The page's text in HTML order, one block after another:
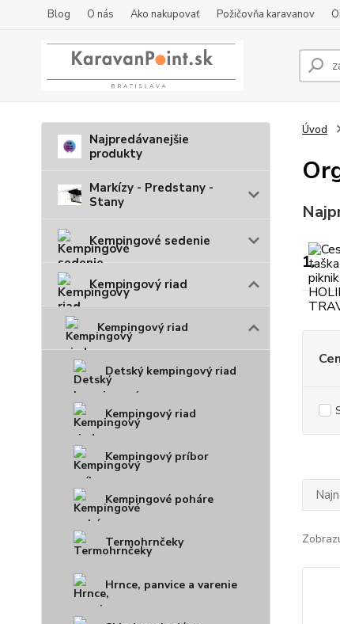
Blog O nás Ako nakupovať Požičovňa karavanov
Najpredávanejšie
produkty
Markízy - Predstany -
Stany
Kempingové sedenie
Kempingový riad
Kempingový riad
Detský kempingový riad
Kempingový riad
Kempingový príbor
Kempingové poháre
Termohrnčeky
Hrnce, panvice a varenie
Úvod
1.